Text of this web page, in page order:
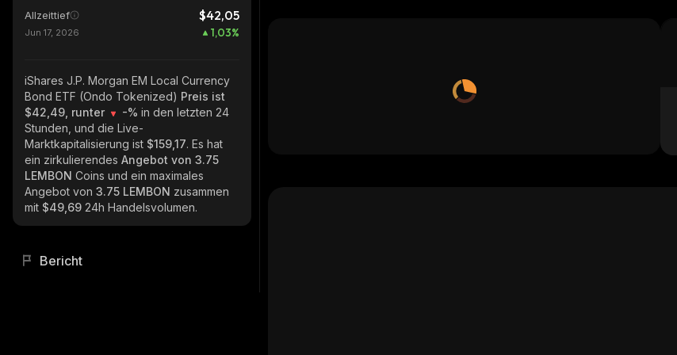
Allzeittief $42,05
Jun 17, 2026 1,03%
iShares J.P. Morgan EM Local Currency
Bond ETF (Ondo Tokenized) Preis ist
$42,49, runter
-% in den letzten 24
Stunden, und die Live-
Marktkapitalisierung ist $159,17. Es hat
ein zirkulierendes Angebot von 3.75
LEMBON Coins und ein maximales
Angebot von 3.75 LEMBON zusammen
mit $49,69 24h Handelsvolumen.
Bericht